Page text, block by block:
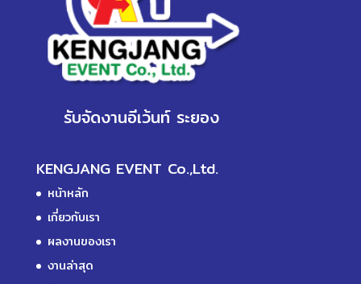
รับจัดงานอีเว้นท์ ระยอง
KENGJANG EVENT Co.,Ltd.
หน้าหลัก
เกี่ยวกับเรา
ผลงานของเรา
งานล่าสุด